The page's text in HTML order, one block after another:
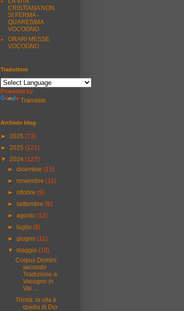
CRISTIANA NON
SI FERMA -
QUARESIMA
VOCOGNO
ORARI MESSE
VOCOGNO
Traduttore
Powered by
Translate
Archivio blog
► 2026 (73)
► 2025 (121)
▼ 2024 (127)
►dicembre(15)
►novembre(11)
►ottobre(9)
►settembre(9)
►agosto(12)
►
luglio(8)
►giugno(11)
▼maggio(10)
Corpus Domini
secondo
Tradizione a
Vocogno in
Val ...
Trinità: la vita è
quella di Dio